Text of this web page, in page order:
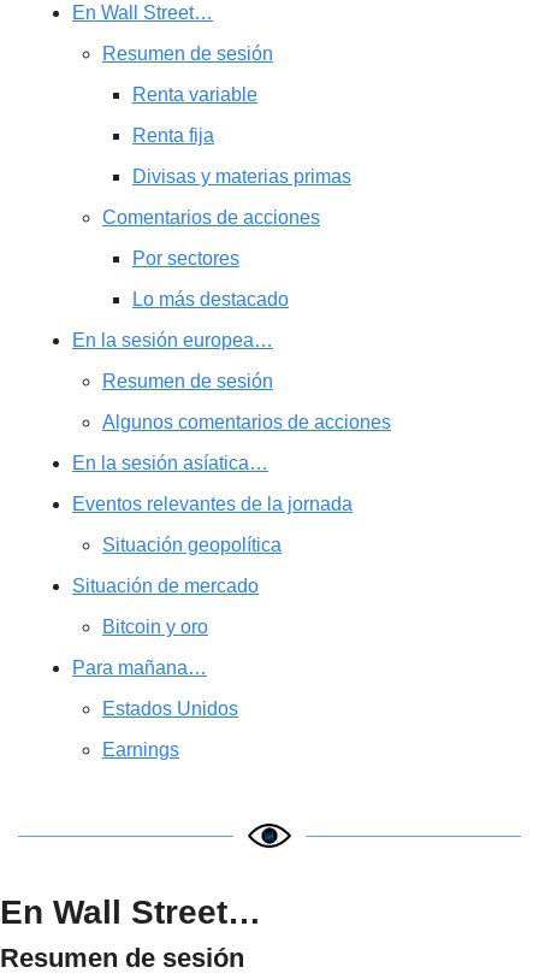
En Wall Street…
Resumen de sesión
Renta variable
Renta fija
Divisas y materias primas
Comentarios de acciones
Por sectores
Lo más destacado
En la sesión europea…
Resumen de sesión
Algunos comentarios de acciones
En la sesión asíatica…
Eventos relevantes de la jornada
Situación geopolítica
Situación de mercado
Bitcoin y oro
Para mañana…
Estados Unidos
Earnings
En Wall Street…
Resumen de sesión